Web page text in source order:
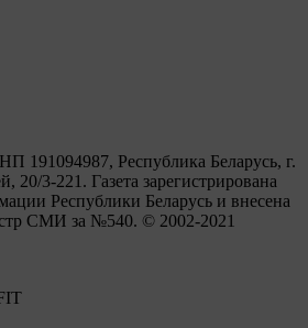
191094987, Республика Беларусь, г.
20/3-221. Газета зарегистрирована
Республики Беларусь и внесена
СМИ за №540. © 2002-2021